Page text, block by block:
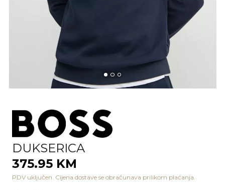
DUKSERICA
375.95 KM
PDV uključen. Cijena dostave se obračunava prilikom plaćanja.